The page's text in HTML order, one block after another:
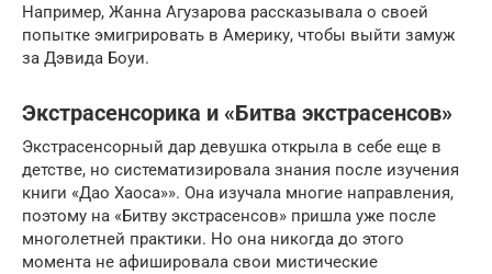
Например, Жанна Агузарова рассказывала о своей
попытке эмигрировать в Америку, чтобы выйти замуж
за Дэвида Боуи.
Экстрасенсорика и «Битва экстрасенсов»
Экстрасенсорный дар девушка открыла в себе еще в
детстве, но систематизировала знания после изучения
книги «Дао Хаоса»». Она изучала многие направления,
поэтому на «Битву экстрасенсов» пришла уже после
многолетней практики. Но она никогда до этого
момента не афишировала свои мистические